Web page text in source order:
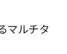
マルチタ